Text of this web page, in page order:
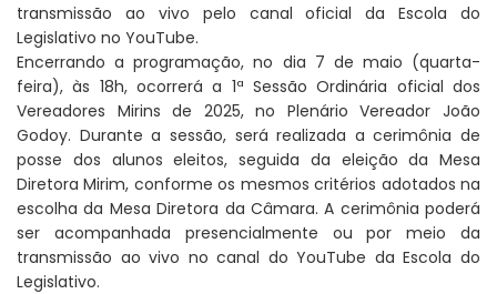
transmissão ao vivo pelo canal oficial da Escola do
Legislativo no YouTube.
Encerrando a programação, no dia 7 de maio (quarta-
feira), às 18h, ocorrerá a 1ª Sessão Ordinária oficial dos
Vereadores Mirins de 2025, no Plenário Vereador João
Godoy. Durante a sessão, será realizada a cerimônia de
posse dos alunos eleitos, seguida da eleição da Mesa
Diretora Mirim, conforme os mesmos critérios adotados na
escolha da Mesa Diretora da Câmara. A cerimônia poderá
ser acompanhada presencialmente ou por meio da
transmissão ao vivo no canal do YouTube da Escola do
Legislativo.